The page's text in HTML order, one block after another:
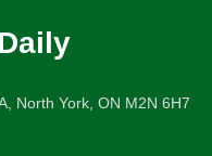
North York, ON M2N 6H7